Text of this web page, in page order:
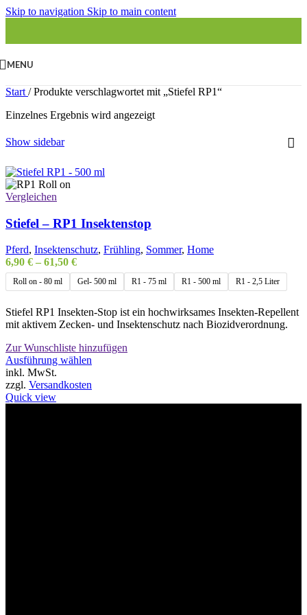
Skip to navigation Skip to main content
MENU
Start / Produkte verschlagwortet mit „Stiefel RP1“
Einzelnes Ergebnis wird angezeigt
Show sidebar
Vergleichen
Stiefel – RP1 Insektenstop
Pferd, Insektenschutz, Frühling, Sommer, Home
6,90 € – 61,50 €
Roll on - 80 ml Gel- 500 ml R1 - 75 ml R1 - 500 ml R1 - 2,5 Liter
Stiefel RP1 Insekten-Stop ist ein hochwirksames Insekten-Repellent
mit aktivem Zecken- und Insektenschutz nach Biozidverordnung.
Zur Wunschliste hinzufügen
Ausführung wählen
inkl. MwSt.
zzgl. Versandkosten
Quick view